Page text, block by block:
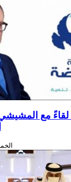
لقاءً مع
الخميس، 3